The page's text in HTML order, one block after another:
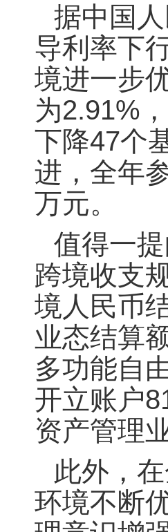
据中国
导利率下
境进一步
为2.91%
下降47个
进，全年
万元。
值得一
跨境收支
境人民币
业态结算
多功能自
开立账户
资产管理
此外，
环境不断